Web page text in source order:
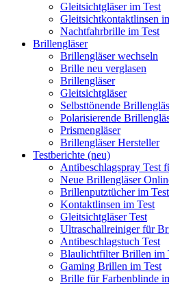
Gleitsichtgläser im Test
Gleitsichtkontaktlinsen
Nachtfahrbrille im Test
Brillengläser
Brillengläser wechseln
Brille neu verglasen
Brillengläser
Gleitsichtgläser
Selbsttönende
Polarisierende
Prismengläser
Brillengläser Hersteller
Testberichte (neu)
Antibeschlagspray Test
Neue Brillengläser
Brillenputztücher im Test
Kontaktlinsen im Test
Gleitsichtgläser Test
Ultraschallreiniger für
Antibeschlagstuch Test
Blaulichtfilter Brillen im
Gaming Brillen im Test
Brille für Farbenblinde